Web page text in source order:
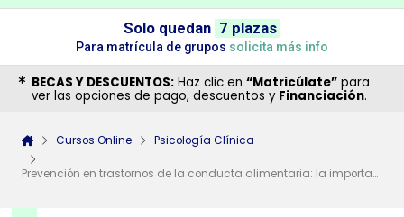
Solo quedan 7 plazas
Para matrícula de grupos solicita más info
BECAS Y DESCUENTOS: Haz clic en “Matricúlate” para
ver las opciones de pago, descuentos y Financiación.
Cursos Online Psicología Clínica
Prevención en trastornos de la conducta alimentaria: la importancia del contexto familiar
¿Necesitas más información
sobre un curso?